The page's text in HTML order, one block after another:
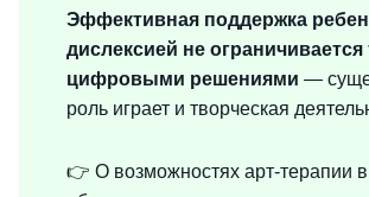
Эффективная поддержка
дислексией не ограничивается
цифровыми решениями —
роль играет и творческая
👉 О возможностях арт-терапии в